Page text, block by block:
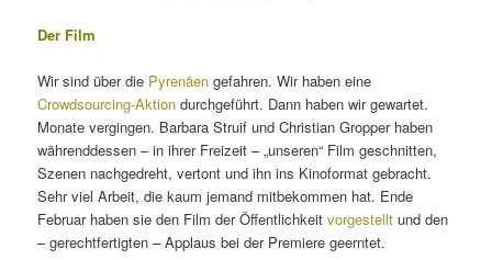
Der Film
Wir sind über die Pyrenäen gefahren. Wir haben eine
Crowdsourcing-Aktion durchgeführt. Dann haben wir gewartet.
Monate vergingen. Barbara Struif und Christian Gropper haben
währenddessen – in ihrer Freizeit – „unseren“ Film geschnitten,
Szenen nachgedreht, vertont und ihn ins Kinoformat gebracht.
Sehr viel Arbeit, die kaum jemand mitbekommen hat. Ende
Februar haben sie den Film der Öffentlichkeitvorgestellt und den
– gerechtfertigten – Applaus bei der Premiere geerntet.